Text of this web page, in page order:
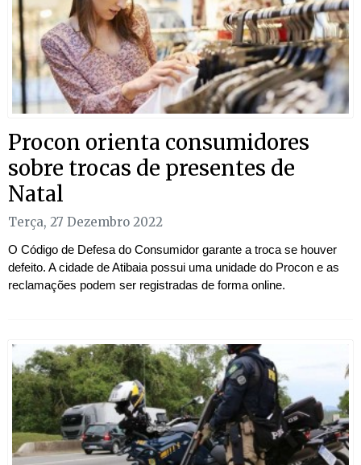
Procon orienta consumidores
sobre trocas de presentes de
Natal
Terça, 27 Dezembro 2022
O Código de Defesa do Consumidor garante a troca se houver
defeito. A cidade de Atibaia possui uma unidade do Procon e as
reclamações podem ser registradas de forma online.